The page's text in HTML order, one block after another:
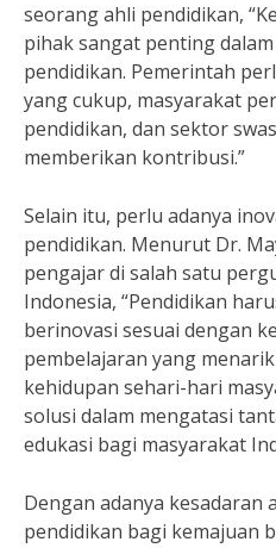
seorang ahli pendidikan,
pihak sangat penting
pendidikan. Pemerintah
yang cukup, masyarakat
pendidikan, dan sektor
memberikan kontribusi.”
Selain itu, perlu adanya
pendidikan. Menurut Dr.
pengajar di salah satu
Indonesia, “Pendidikan
berinovasi sesuai dengan
pembelajaran yang
kehidupan sehari-hari
solusi dalam mengatasi
edukasi bagi masyarakat
Dengan adanya kesadaran
pendidikan bagi kemajuan